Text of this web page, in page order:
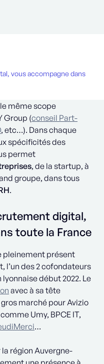
vous accompagne dans
même scope
Group (conseil Part-
, etc…). Dans chaque
spécificités des
permet
, de la startup, à
groupe, dans tous
.
digital,
toute la France
pleinement présent
l’un des 2 cofondateurs
lyonnaise début 2022. Le
avec à sa tête
marché pour Avizio
Umy, BPCE IT,
…
région Auvergne-